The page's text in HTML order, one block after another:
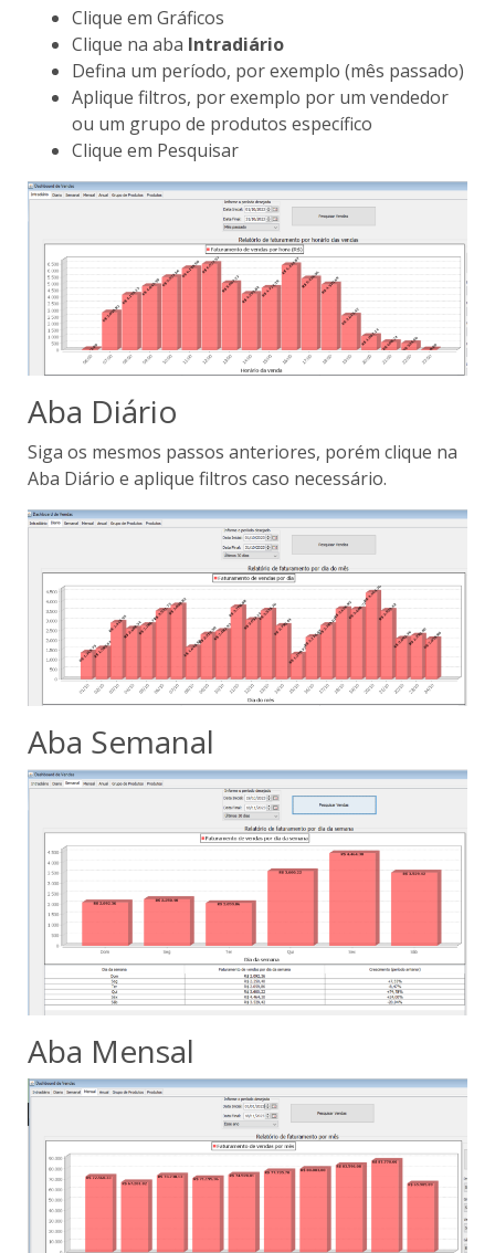
Clique em Gráficos
Clique na aba Intradiário
Defina um período, por exemplo (mês passado)
Aplique filtros, por exemplo por um vendedor
ou um grupo de produtos específico
Clique em Pesquisar
Aba Diário
Siga os mesmos passos anteriores, porém clique na
Aba Diário e aplique filtros caso necessário.
Aba Semanal
Aba Mensal